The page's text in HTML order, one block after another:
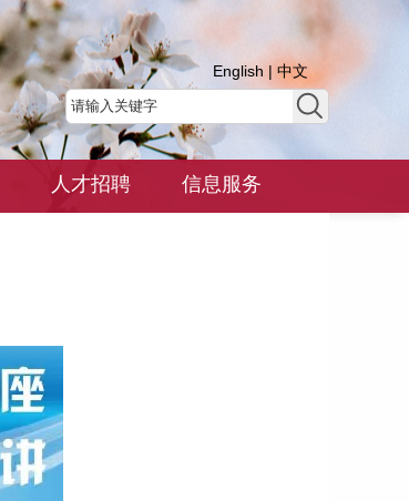
English | 中文
人才招聘 信息服务